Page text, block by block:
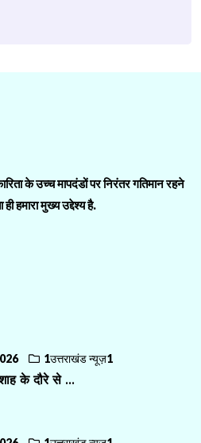
के उच्च मापदंडों पर निरंतर गतिमान रहने
हमारा मुख्य उद्देश्य है.
1उत्तराखंड न्यूज़1
के दौरे से ...